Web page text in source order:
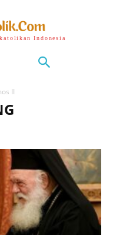
Indonesia
II